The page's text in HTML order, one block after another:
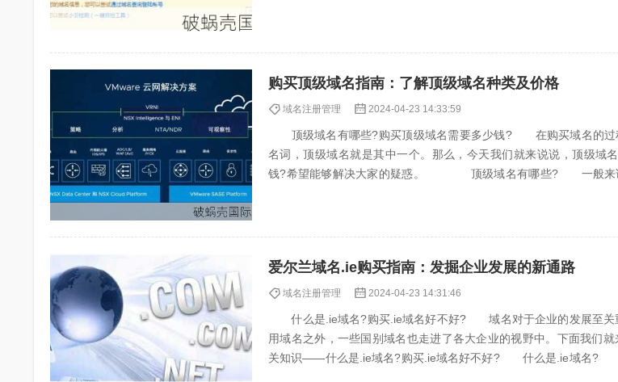
购买顶级域名指南：了解顶级域名种类及价格
域名注册管理 2024-04-23 14:33:59
顶级域名有哪些?购买顶级域名需要多少钱? 在购买域名的过
名词，顶级域名就是其中一个。那么，今天我们就来说说，顶级域
钱?希望能够解决大家的疑惑。 顶级域名有哪些? 一般来说
爱尔兰域名.ie购买指南：发掘企业发展的新通路
域名注册管理 2024-04-23 14:31:46
什么是.ie域名?购买.ie域名好不好? 域名对于企业的发展至关
用域名之外，一些国别域名也走进了各大企业的视野中。下面我们
关知识——什么是.ie域名?购买.ie域名好不好? 什么是.ie域名? ie